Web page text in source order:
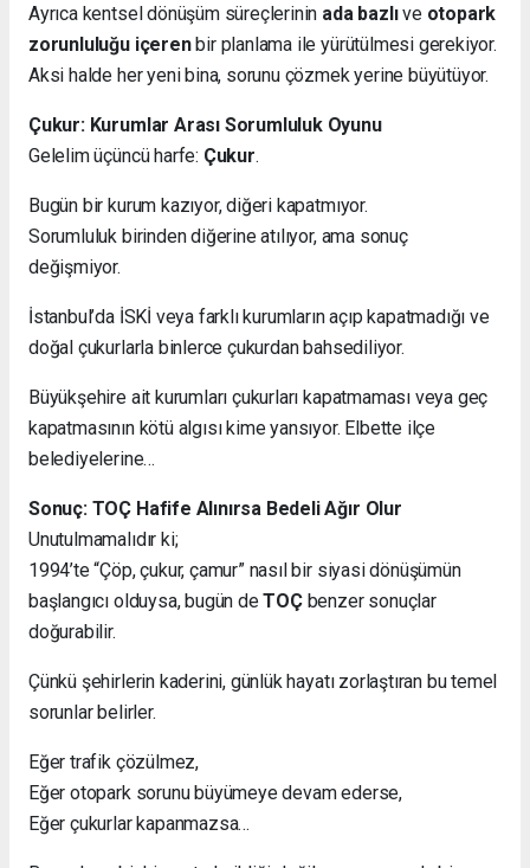
Ayrıca kentsel dönüşüm süreçlerinin ada bazlıve otopark
zorunluluğu içerenbir planlama ile yürütülmesi gerekiyor.
Aksi halde her yeni bina, sorunu çözmek yerine büyütüyor.
Çukur: Kurumlar Arası Sorumluluk Oyunu
Gelelim üçüncü harfe: Çukur.
Bugün bir kurum kazıyor, diğeri kapatmıyor.
Sorumluluk birinden diğerine atılıyor, ama sonuç
değişmiyor.
İstanbul’da İSKİ veya farklı kurumların açıp kapatmadığı ve
doğal çukurlarla binlerce çukurdan bahsediliyor.
Büyükşehire ait kurumları çukurları kapatmaması veya geç
kapatmasının kötü algısı kime yansıyor. Elbette ilçe
belediyelerine…
Sonuç: TOÇ Hafife Alınırsa Bedeli Ağır Olur
Unutulmamalıdır ki;
1994’te “Çöp, çukur, çamur” nasıl bir siyasi dönüşümün
başlangıcı olduysa, bugün deTOÇbenzer sonuçlar
doğurabilir.
Çünkü şehirlerin kaderini, günlük hayatı zorlaştıran bu temel
sorunlar belirler.
Eğer trafik çözülmez,
Eğer otopark sorunu büyümeye devam ederse,
Eğer çukurlar kapanmazsa…